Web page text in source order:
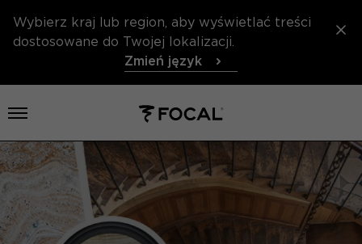
Wybierz kraj lub region, aby wyświetlać treści
dostosowane do Twojej lokalizacji.
Zmień język
Otwórz menu